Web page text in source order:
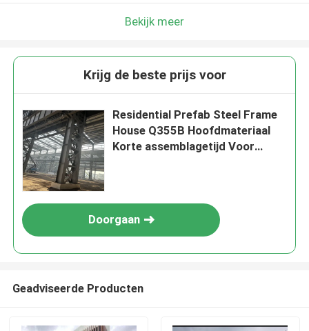
Bekijk meer
Krijg de beste prijs voor
Residential Prefab Steel Frame
House Q355B Hoofdmateriaal
Korte assemblagetijd Voor
Doorgaan
Geadviseerde Producten